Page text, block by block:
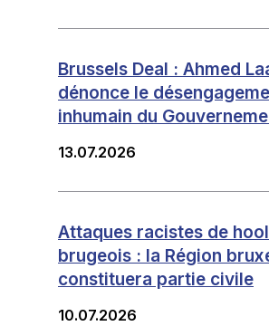
Brussels Deal : Ahmed
dénonce le
inhumain du
13.07.2026
Attaques racistes de
brugeois : la Région
constituera partie civile
10.07.2026